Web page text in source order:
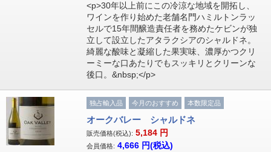
<p>30年以上前にこの冷涼な地域を開拓し、
ワインを作り始めた老舗名門ハミルトンラッ
セルで15年間醸造責任者を務めたケビンが独
立して設立したアタラクシアのシャルドネ。
綺麗な酸味と凝縮した果実味、濃厚かつクリ
ーミーな口あたりでもスッキリとクリーンな
後口。&nbsp;</p>
独占輸入品 今月のおすすめ 本数限定品
オークバレー シャルドネ
販売価格(税込): 5,184 円
会員価格: 4,666 円(税込)